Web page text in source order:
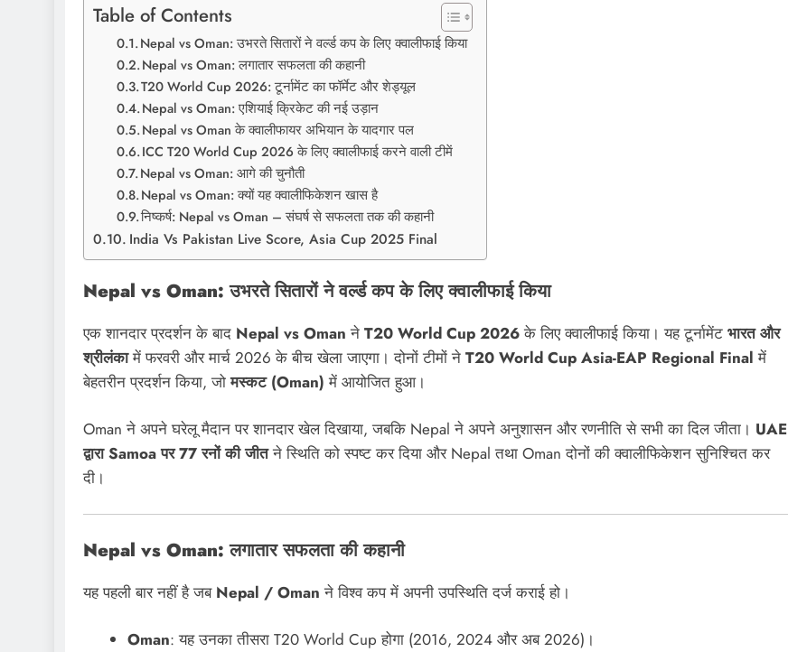
Table of Contents
Nepal vs Oman: उभरते सितारों ने वर्ल्ड कप के लिए क्वालीफाई किया
Nepal vs Oman: लगातार सफलता की कहानी
T20 World Cup 2026: टूर्नामेंट का फॉर्मेट और शेड्यूल
Nepal vs Oman: एशियाई क्रिकेट की नई उड़ान
Nepal vs Oman के क्वालीफायर अभियान के यादगार पल
ICC T20 World Cup 2026 के लिए क्वालीफाई करने वाली टीमें
Nepal vs Oman: आगे की चुनौती
Nepal vs Oman: क्यों यह क्वालीफिकेशन खास है
निष्कर्ष: Nepal vs Oman – संघर्ष से सफलता तक की कहानी
India Vs Pakistan Live Score, Asia Cup 2025 Final
Nepal vs Oman: उभरते सितारों ने वर्ल्ड कप के लिए क्वालीफाई किया
एक शानदार प्रदर्शन के बाद Nepal vs Oman ने T20 World Cup 2026के लिए क्वालीफाई किया। यह टूर्नामेंट भारत और
श्रीलंकामें फरवरी और मार्च 2026 के बीच खेला जाएगा। दोनों टीमों ने T20 World Cup Asia-EAP Regional Final में
बेहतरीन प्रदर्शन किया, जोमस्कट (Oman) में आयोजित हुआ।
Oman ने अपने घरेलू मैदान पर शानदार खेल दिखाया, जबकि Nepal ने अपने अनुशासन और रणनीति से सभी का दिल जीता। UAE
द्वारा Samoa पर 77 रनों की जीतने स्थिति को स्पष्ट कर दिया और Nepal तथा Oman दोनों की क्वालीफिकेशन सुनिश्चित कर
दी।
Nepal vs Oman: लगातार सफलता की कहानी
यह पहली बार नहीं है जब Nepal / Oman ने विश्व कप में अपनी उपस्थिति दर्ज कराई हो।
Oman: यह उनका तीसरा T20 World Cup होगा (2016, 2024 और अब 2026)।